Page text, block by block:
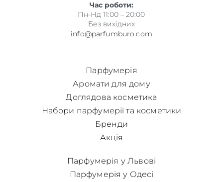
Час роботи:
Пн-Нд 11:00 – 20:00
Без вихідних
info@parfumburo.com
Парфумерія
Аромати для дому
Доглядова косметика
Набори парфумерії та косметики
Бренди
Акція
Парфумерія у Львові
Парфумерія у Одесі